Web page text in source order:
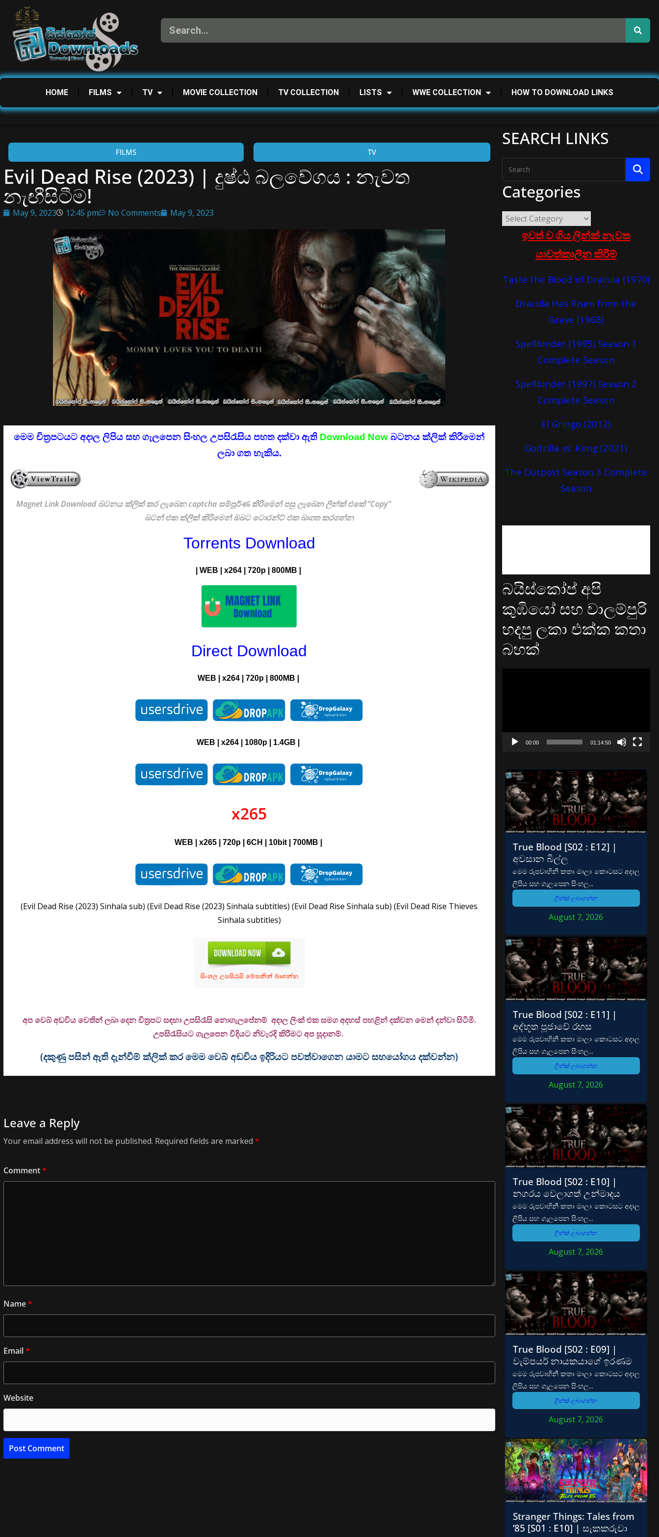
HOME FILMS TV MOVIE COLLECTION TV COLLECTION LISTS WWE COLLECTION HOW TO DOWNLOAD LINKS
FILMS TV
Evil Dead Rise (2023) | දුෂ්ඨ බලවේගය : නැවත
නැඟීසිටීම!
May 9, 2023 12:45 pm No Comments May 9, 2023
මෙම චිත්‍රපටයට අදාල ලිපිය සහ ගැලපෙන සිංහල උපසිරැසිය පහත දක්වා ඇති Download Now බටනය ක්ලික් කිරීමෙන්
ලබා ගත හැකිය.
Magnet Link Download බටනය ක්ලික් කර ලැබෙන captcha සම්පූර්ණ කිරිමෙන් පසු ලැබෙන ලින්ක් එකේ “Copy”
බටන් එක ක්ලික් කිරිමෙන් ඔබට ටොරන්ට් එක බාගත කරගන්න
Torrents Download
WEB x264| 720p | 800M B |
Direct Download
WEB x264| 720p | 800M B
WEB |x264 1080p 1.4GB
x265
WEB x265| 720p | 6CH | 10bit| 700M B
(Evil Dead Rise (2023) Sinhala sub) (Evil Dead Rise (2023) Sinhala subtitles) (Evil Dead Rise Sinhala sub) (Evil Dead Rise Thieves
Sinhala subtitles)
අප වෙබ් අඩවිය වෙතින් ලබා දෙන චිත්‍රපට සඳහා උපසිරැසි නොගැලපේනම් අදාල ලිංක් එක සමග අදහස් පහළින් දක්වන මෙන් දන්වා සිටිමි.
උපසිරැසියට ගැලපෙන විදියට නිවැරදි කිරීමට අප සූදානම්.
(දකුණු පසින් ඇති දැන්වීම් ක්ලික් කර මෙම වෙබ් අඩවිය ඉදිරියට පවත්වාගෙන යාමට සහයෝගය දක්වන්න)
Leave a Reply
Your email address will not be published. Required fields are marked *
Comment*
Name*
Email*
Website
SEARCH LINKS
Categories
ඉවත් ව ගිය ලින්ක් නැවත
යාවත්කාලීන කිරීම්
Taste the Blood of Dracula (1970)
Dracula Has Risen from the
Grave (1968)
Spellbinder (1995) Season 1
Complete Season
Spellbinder (1997) Season 2
Complete Season
El Gringo (2012)
Godzilla vs. Kong (2021)
The Outpost Season 3 Complete
Season
බයිස්කෝප් අපි
කුඹියෝ සහ වාලම්පුරි
හදපු ලකා එක්ක කතා
බහක්
00:00 01:14:50
True Blood [S02 : E12] |
අවසාන බිල්ල
මෙම රුපවාහිනී කතා මාලා කොටසට අදාල
ලිපිය සහ ගැලපෙන සිංහල...
ලින්ක් ලබාගන්න
August 7, 2026
True Blood [S02 : E11] |
අද්භූත පූජාවේ රහස
මෙම රුපවාහිනී කතා මාලා කොටසට අදාල
ලිපිය සහ ගැලපෙන සිංහල...
ලින්ක් ලබාගන්න
August 7, 2026
True Blood [S02 : E10] |
නගරය වෙලාගත් උන්මාදය
මෙම රුපවාහිනී කතා මාලා කොටසට අදාල
ලිපිය සහ ගැලපෙන සිංහල...
ලින්ක් ලබාගන්න
August 7, 2026
True Blood [S02 : E09] |
වැම්පයර් නායකයාගේ ඉරණම
මෙම රුපවාහිනී කතා මාලා කොටසට අදාල
ලිපිය සහ ගැලපෙන සිංහල...
ලින්ක් ලබාගන්න
August 7, 2026
Stranger Things: Tales from
’85 [S01 : E10] | සැකකරුවා